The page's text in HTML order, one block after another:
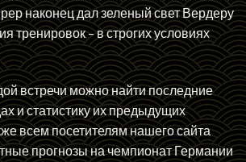
наконец дал зеленый свет Вердеру
тренировок – в строгих условиях
встречи можно найти последние
и статистику их предыдущих
всем посетителям нашего сайта
прогнозы на чемпионат Германии